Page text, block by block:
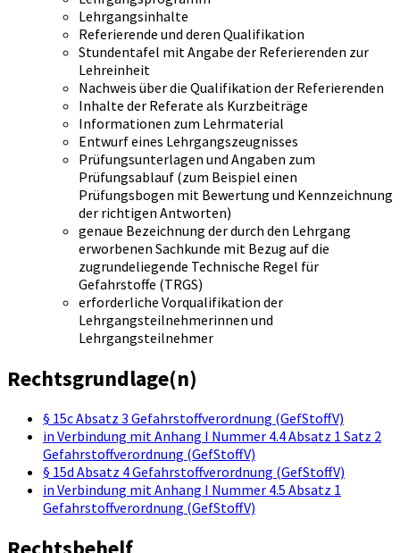
Lehrgangsinhalte
Referierende und deren Qualifikation
Stundentafel mit Angabe der Referierenden zur
Lehreinheit
Nachweis über die Qualifikation der Referierenden
Inhalte der Referate als Kurzbeiträge
Informationen zum Lehrmaterial
Entwurf eines Lehrgangszeugnisses
Prüfungsunterlagen und Angaben zum
Prüfungsablauf (zum Beispiel einen
Prüfungsbogen mit Bewertung und Kennzeichnung
der richtigen Antworten)
genaue Bezeichnung der durch den Lehrgang
erworbenen Sachkunde mit Bezug auf die
zugrundeliegende Technische Regel für
Gefahrstoffe (TRGS)
erforderliche Vorqualifikation der
Lehrgangsteilnehmerinnen und
Lehrgangsteilnehmer
Rechtsgrundlage(n)
§ 15c Absatz 3 Gefahrstoffverordnung (GefStoffV)
in Verbindung mit Anhang I Nummer 4.4 Absatz 1 Satz 2
Gefahrstoffverordnung (GefStoffV)
§ 15d Absatz 4 Gefahrstoffverordnung (GefStoffV)
in Verbindung mit Anhang I Nummer 4.5 Absatz 1
Gefahrstoffverordnung (GefStoffV)